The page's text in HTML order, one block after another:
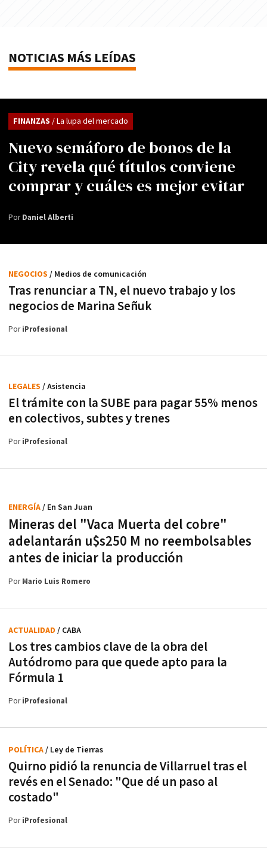
NOTICIAS MÁS LEÍDAS
Nuevo semáforo de bonos de la
City revela qué títulos conviene
comprar y cuáles es mejor evitar
FINANZAS / La lupa del mercado
PorDaniel Alberti
Tras renunciar a TN, el nuevo trabajo y los
negocios de Marina Señuk
NEGOCIOS / Medios de comunicación
PoriProfesional
El trámite con la SUBE para pagar 55% menos
en colectivos, subtes y trenes
LEGALES / Asistencia
PoriProfesional
Mineras del "Vaca Muerta del cobre"
adelantarán u$s250 M no reembolsables
antes de iniciar la producción
ENERGÍA/ En San Juan
PorMario Luis Romero
Los tres cambios clave de la obra del
Autódromo para que quede apto para la
Fórmula 1
ACTUALIDAD / CABA
PoriProfesional
Quirno pidió la renuncia de Villarruel tras el
revés en el Senado: "Que dé un paso al
costado"
POLÍTICA/ Ley de Tierras
PoriProfesional